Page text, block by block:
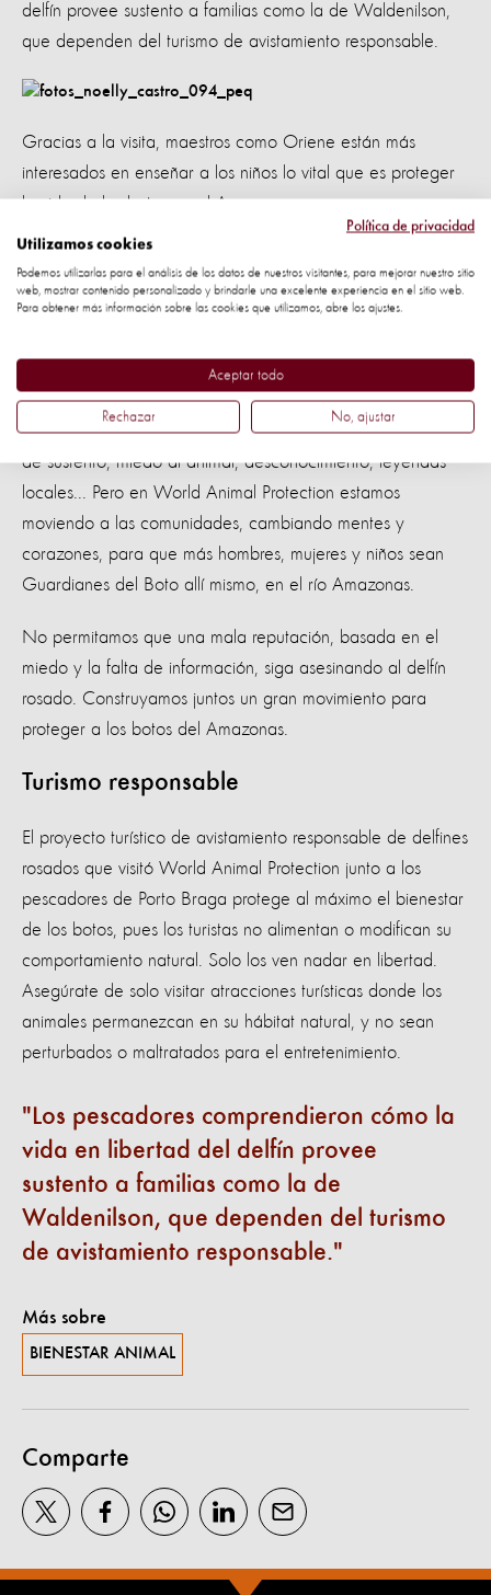
delfín provee sustento a familias como la de Waldenilson,
que dependen del turismo de avistamiento responsable.
Gracias a la visita, maestros como Oriene están más
interesados en enseñar a los niños lo vital que es proteger
la vida de los botos en el Amazonas.
Alcinei da Silva, otro maestro de Porto Braga, nos comentó:
“El turismo responsable con el boto sí funcionaría en nuestra
comunidad, porque los protegemos y a la vez generamos
La caza del boto ocurre por muchas razones: necesidad
de sustento, miedo al animal, desconocimiento, leyendas
locales... Pero en World Animal Protection estamos
moviendo a las comunidades, cambiando mentes y
corazones, para que más hombres, mujeres y niños sean
Guardianes del Boto allí mismo, en el río Amazonas.
No permitamos que una mala reputación, basada en el
miedo y la falta de información, siga asesinando al delfín
rosado. Construyamos juntos un gran movimiento para
proteger a los botos del Amazonas.
Turismo responsable
El proyecto turístico de avistamiento responsable de delfines
rosados que visitó World Animal Protection junto a los
pescadores de Porto Braga protege al máximo el bienestar
de los botos, pues los turistas no alimentan o modifican su
comportamiento natural. Solo los ven nadar en libertad.
Asegúrate de solo visitar atracciones turísticas donde los
animales permanezcan en su hábitat natural, y no sean
perturbados o maltratados para el entretenimiento.
Los pescadores comprendieron cómo la
vida en libertad del delfín provee
sustento a familias como la de
Waldenilson, que dependen del turismo
de avistamiento responsable.
Más sobre
BIENESTAR ANIMAL
Comparte
Política de privacidad
Utilizamos cookies
Podemos utilizarlas para el análisis de los datos de nuestros visitantes, para mejorar nuestro sitio
web, mostrar contenido personalizado y brindarle una excelente experiencia en el sitio web.
Para obtener más información sobre las cookies que utilizamos, abre los ajustes.
Aceptar todo
Rechazar No, ajustar